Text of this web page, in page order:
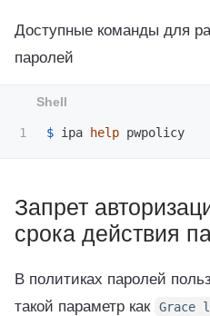
Доступные команды для
паролей
$ ipa help
Запрет
срока действия
В политиках паролей
такой параметр как Grace